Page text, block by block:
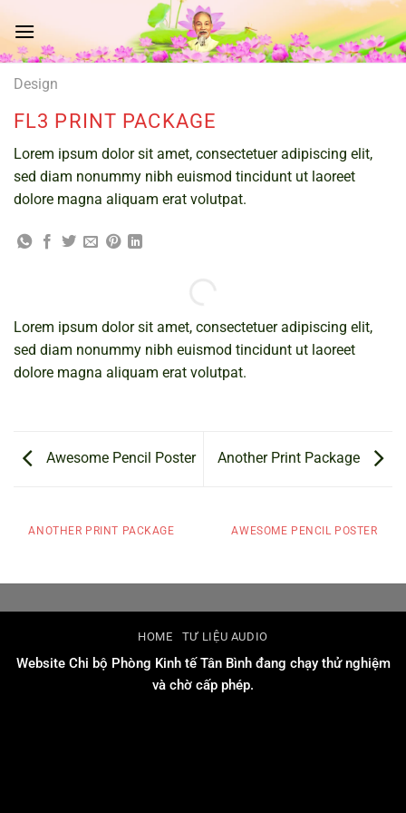
đến
nội
dungDesign
FL3 PRINT PACKAGE
Lorem ipsum dolor sit amet, consectetuer adipiscing elit,
sed diam nonummy nibh euismod tincidunt ut laoreet
dolore magna aliquam erat volutpat.
Lorem ipsum dolor sit amet, consectetuer adipiscing elit,
sed diam nonummy nibh euismod tincidunt ut laoreet
dolore magna aliquam erat volutpat.
Awesome Pencil Poster Another Print Package
ANOTHER PRINT PACKAGE AWESOME PENCIL POSTER
HOME TƯ LIỆU AUDIO
Website Chi bộ Phòng Kinh tế Tân Bình đang chạy thử nghiệm
và chờ cấp phép.